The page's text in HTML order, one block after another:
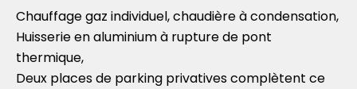
Chauffage gaz individuel, chaudière à condensation,
Huisserie en aluminium à rupture de pont
thermique,
Deux places de parking privatives complètent ce